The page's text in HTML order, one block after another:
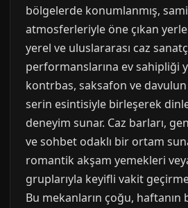
bölgelerde konumlanmış,
atmosferleriyle öne çıkan
yerel ve uluslararası caz
performanslarına ev sahipliği
kontrbas, saksafon ve
serin esintisiyle birleşerek
deneyim sunar. Caz barları,
ve sohbet odaklı bir ortam
romantik akşam yemekleri
gruplarıyla keyifli vakit
Bu mekanların çoğu,